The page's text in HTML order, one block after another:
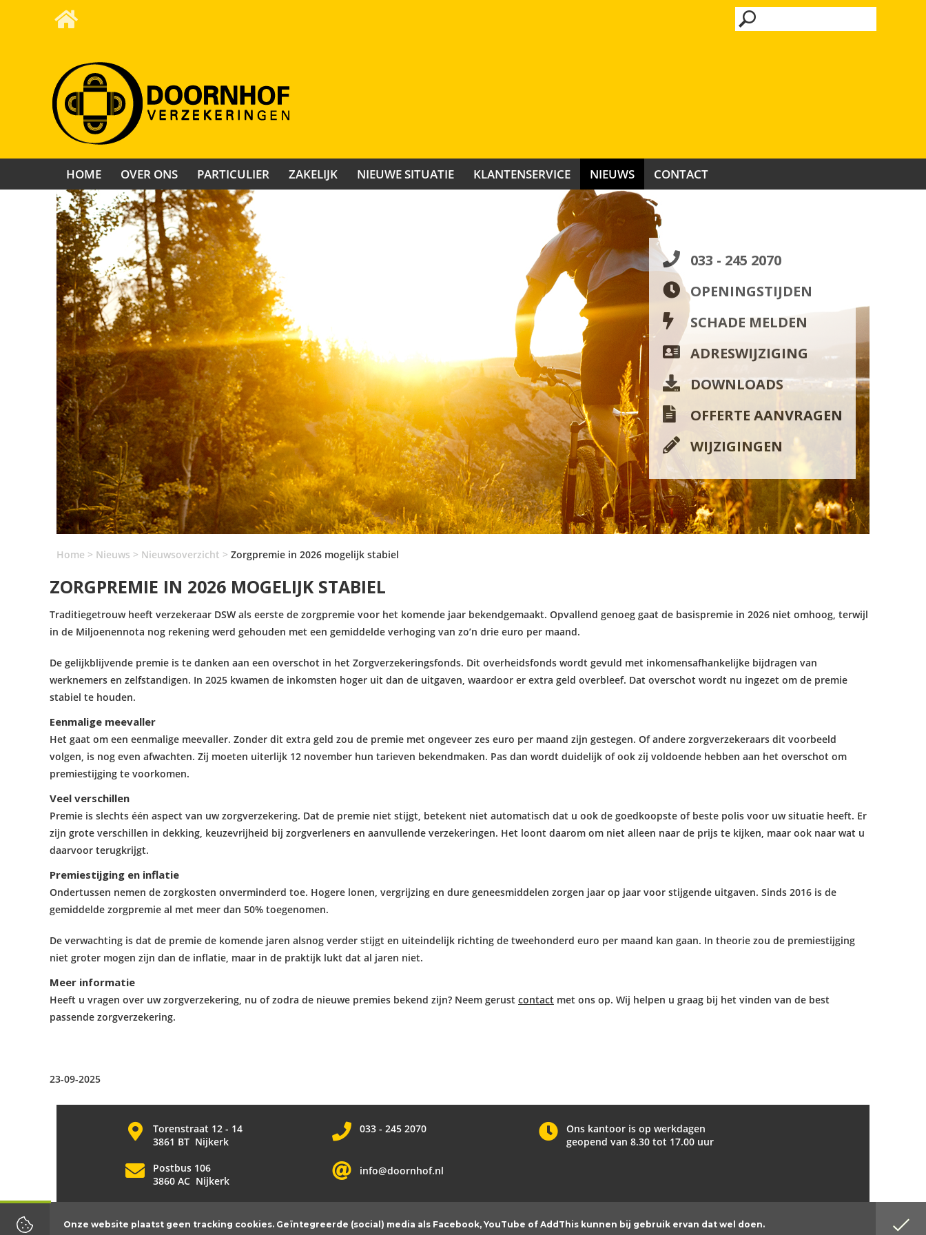
033 - 245 2070
OPENINGSTIJDEN
SCHADE MELDEN
ADRESWIJZIGING
DOWNLOADS
OFFERTE AANVRAGEN
WIJZIGINGEN
Home > Nieuws > Nieuwsoverzicht > Zorgpremie in 2026 mogelijk stabiel
ZORGPREMIE IN 2026 MOGELIJK STABIEL
Traditiegetrouw heeft verzekeraar DSW als eerste de zorgpremie voor het komende jaar bekendgemaakt. Opvallend genoeg gaat de basispremie in 2026 niet omhoog, terwijl
in de Miljoenennota nog rekening werd gehouden met een gemiddelde verhoging van zo’n drie euro per maand.
De gelijkblijvende premie is te danken aan een overschot in het Zorgverzekeringsfonds. Dit overheidsfonds wordt gevuld met inkomensafhankelijke bijdragen van
werknemers en zelfstandigen. In 2025 kwamen de inkomsten hoger uit dan de uitgaven, waardoor er extra geld overbleef. Dat overschot wordt nu ingezet om de premie
stabiel te houden.
Eenmalige meevaller
Het gaat om een eenmalige meevaller. Zonder dit extra geld zou de premie met ongeveer zes euro per maand zijn gestegen. Of andere zorgverzekeraars dit voorbeeld
volgen, is nog even afwachten. Zij moeten uiterlijk 12 november hun tarieven bekendmaken. Pas dan wordt duidelijk of ook zij voldoende hebben aan het overschot om
premiestijging te voorkomen.
Veel verschillen
Premie is slechts één aspect van uw zorgverzekering. Dat de premie niet stijgt, betekent niet automatisch dat u ook de goedkoopste of beste polis voor uw situatie heeft. Er
zijn grote verschillen in dekking, keuzevrijheid bij zorgverleners en aanvullende verzekeringen. Het loont daarom om niet alleen naar de prijs te kijken, maar ook naar wat u
daarvoor terugkrijgt.
Premiestijging en inflatie
Ondertussen nemen de zorgkosten onverminderd toe. Hogere lonen, vergrijzing en dure geneesmiddelen zorgen jaar op jaar voor stijgende uitgaven. Sinds 2016 is de
gemiddelde zorgpremie al met meer dan 50% toegenomen.
De verwachting is dat de premie de komende jaren alsnog verder stijgt en uiteindelijk richting de tweehonderd euro per maand kan gaan. In theorie zou de premiestijging
niet groter mogen zijn dan de inflatie, maar in de praktijk lukt dat al jaren niet.
Meer informatie
Heeft u vragen over uw zorgverzekering, nu of zodra de nieuwe premies bekend zijn? Neem gerust contact met ons op. Wij helpen u graag bij het vinden van de best
passende zorgverzekering.
23-09-2025
Torenstraat 12 - 14
3861 BT Nijkerk
Postbus 106
3860 AC Nijkerk
033 - 245 2070
info@doornhof.nl
Ons kantoor is op werkdagen
geopend van 8.30 tot 17.00 uur
Kvk nummer 58141448| WFT nummer 12042013|Disclaimer|Privacy Website by DenK Internet Solutions
HOME OVER ONS PARTICULIER ZAKELIJK NIEUWE SITUATIE KLANTENSERVICE NIEUWS CONTACT
Onze website plaatst geen tracking cookies. Geïntegreerde (social) media als Facebook, YouTube of AddThis kunnen bij gebruik ervan dat wel doen.